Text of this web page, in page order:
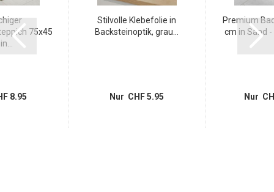
75x45
8.95
Stilvolle Klebefolie in
Backsteinoptik, grau...
Nur CHF 5.95
Premium
cm in Sand -
Nur